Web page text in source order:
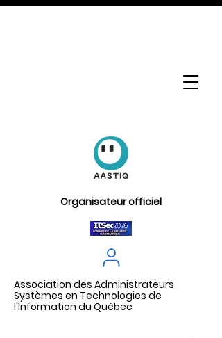
Organisateur officiel
Association des Administrateurs
Systèmes en Technologies de
l'Information du Québec